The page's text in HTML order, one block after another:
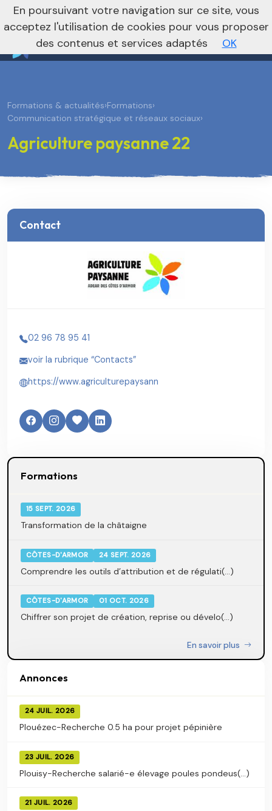
Vers le site national
nivo_2026: 1
Formations & actualités›Formations›
Communication stratégique et réseaux sociaux›
Agriculture paysanne 22
Contact
02 96 78 95 41
voir la rubrique “Contacts”
https://www.agriculturepaysann
Formations
15 SEPT. 2026
Transformation de la châtaigne
CÔTES-D'ARMOR 24 SEPT. 2026
Comprendre les outils d’attribution et de régulati(...)
CÔTES-D'ARMOR 01 OCT. 2026
Chiffrer son projet de création, reprise ou dévelo(...)
En savoir plus
Annonces
24 JUIL. 2026
Plouézec-Recherche 0.5 ha pour projet pépinière
23 JUIL. 2026
Plouisy-Recherche salarié-e élevage poules pondeus(...)
21 JUIL. 2026
En poursuivant votre navigation sur ce site, vous
acceptez l'utilisation de cookies pour vous proposer
des contenus et services adaptés
OK